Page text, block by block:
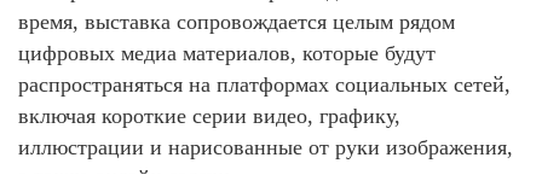
время, выставка сопровождается целым рядом
цифровых медиа материалов, которые будут
распространяться на платформах социальных сетей,
включая короткие серии видео, графику,
иллюстрации и нарисованные от руки изображения,